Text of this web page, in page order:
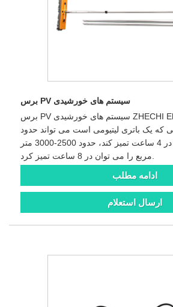
برس PV سیستم های خورشیدی
برس PV سیستم های خورشیدی ZHECHI Electric® ساخته شده
که یک باتری لیتیومی است می تواند حدود
1500 متر مربع را در 4 ساعت تمیز کند، حدود 2500-3000 متر
مربع را می توان در 8 ساعت تمیز کرد.
ادامه مطلب
ارسال استعلام